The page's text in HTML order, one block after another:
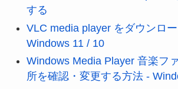
する
VLC media player をダウンロ
Windows 11 / 10
Windows Media Player 音楽フ
所を確認・変更する方法 -